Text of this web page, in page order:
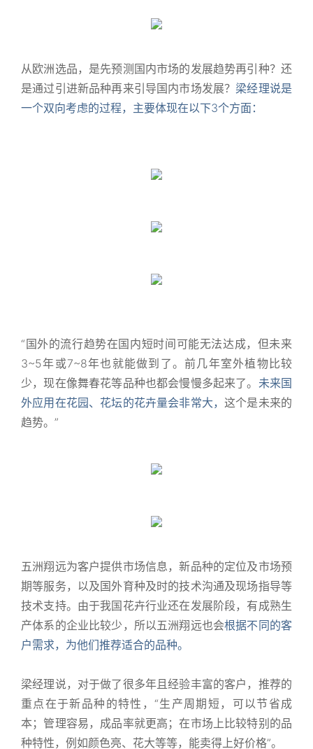
从欧洲选品，是先预测国内市场的发展趋势再引种？还
是通过引进新品种再来引导国内市场发展？ 梁经理说是
一个双向考虑的过程，主要体现在以下3个方面：
“国外的流行趋势在国内短时间可能无法达成，但未来
3~5年或7~8年也就能做到了。前几年室外植物比较
少，现在像舞春花等品种也都会慢慢多起来了。 未来国
外应用在花园、花坛的花卉量会非常大，这个是未来的
趋势。”
五洲翔远为客户提供市场信息，新品种的定位及市场预
期等服务，以及国外育种及时的技术沟通及现场指导等
技术支持。由于我国花卉行业还在发展阶段，有成熟生
产体系的企业比较少，所以五洲翔远也会根据不同的客
户需求，为他们推荐适合的品种。
梁经理说，对于做了很多年且经验丰富的客户，推荐的
重点在于新品种的特性，“生产周期短，可以节省成
本；管理容易，成品率就更高；在市场上比较特别的品
种特性，例如颜色亮、花大等等，能卖得上好价格”。